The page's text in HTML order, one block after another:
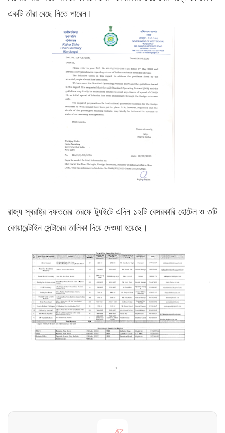
একটি তাঁরা বেছে নিতে পারেন।
রাজ্য স্বরাষ্ট্র দফতরের তরফে ট্যুইটে এদিন ১২টি বেসরকারি হোটেল ও ৩টি
কোয়ারেন্টাইন সেন্টারের তালিকা দিয়ে দেওয়া হয়েছে।